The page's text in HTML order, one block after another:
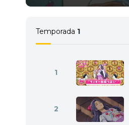
Temporada 1
1
2